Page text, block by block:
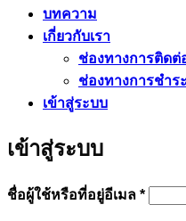
บทความ
เกี่ยวกับเรา
ช่องทางการติดต่
ช่องทางการชำร
เข้าสู่ระบบ
เข้าสู่ระบบ
ชื่อผู้ใช้หรือที่อยู่อีเมล *ต้องการ